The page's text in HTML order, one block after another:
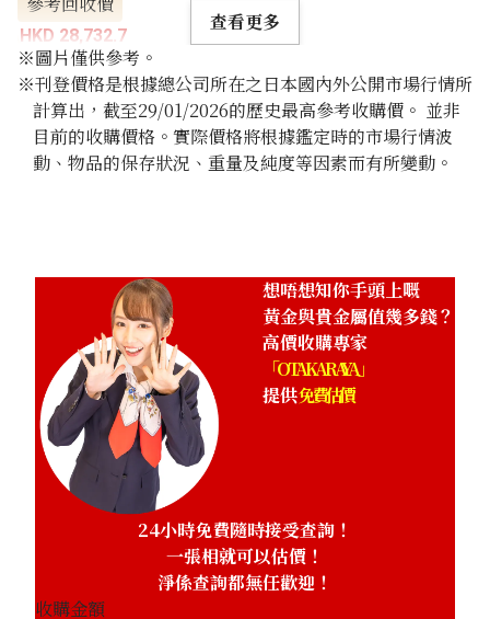
HKD 28,732.7
查看更多
※圖片僅供參考。
※刊登價格是根據總公司所在之日本國內外公開市場行情所
計算出，截至29/01/2026的歷史最高參考收購價。 並非
目前的收購價格。實際價格將根據鑑定時的市場行情波
動、物品的保存狀況、重量及純度等因素而有所變動。
想唔想知你手頭上嘅
黃金與貴金屬值幾多錢？
高價收購專家
「OTAKARAYA」
提供免費估價
24小時免費隨時接受查詢！
一張相就可以估價！
淨係查詢都無任歡迎！
收購金額